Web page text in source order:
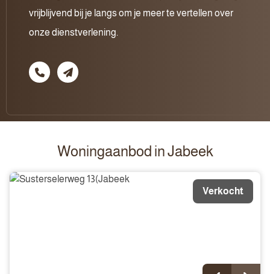
vrijblijvend bij je langs om je meer te vertellen over
onze dienstverlening.
Woningaanbod in Jabeek
Verkocht